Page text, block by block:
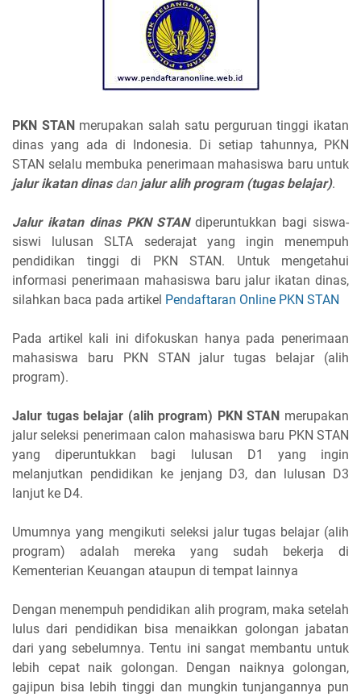
PKN STANmerupakan salah satu perguruan tinggi ikatan
dinas yang ada di Indonesia. Di setiap tahunnya, PKN
STAN selalu membuka penerimaan mahasiswa baru untuk
jalur ikatan dinasdanjalur alih program (tugas belajar).
Jalur ikatan dinas PKN STANdiperuntukkan bagi siswa-
siswi lulusan SLTA sederajat yang ingin menempuh
pendidikan tinggi di PKN STAN. Untuk mengetahui
informasi penerimaan mahasiswa baru jalur ikatan dinas,
silahkan baca pada artikel Pendaftaran Online PKN STAN
Pada artikel kali ini difokuskan hanya pada penerimaan
mahasiswa baru PKN STAN jalur tugas belajar (alih
program).
Jalur tugas belajar (alih program) PKN STAN merupakan
jalur seleksi penerimaan calon mahasiswa baru PKN STAN
yang diperuntukkan bagi lulusan D1 yang ingin
melanjutkan pendidikan ke jenjang D3, dan lulusan D3
lanjut ke D4.
Umumnya yang mengikuti seleksi jalur tugas belajar (alih
program) adalah mereka yang sudah bekerja di
Kementerian Keuangan ataupun di tempat lainnya
Dengan menempuh pendidikan alih program, maka setelah
lulus dari pendidikan bisa menaikkan golongan jabatan
dari yang sebelumnya. Tentu ini sangat membantu untuk
lebih cepat naik golongan. Dengan naiknya golongan,
gajipun bisa lebih tinggi dan mungkin tunjangannya pun